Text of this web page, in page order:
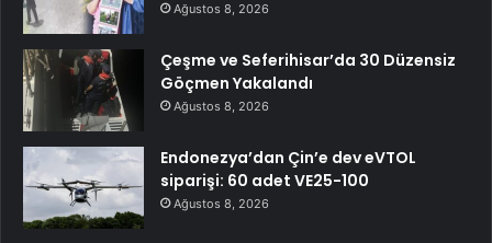
Ağustos 8, 2026
Çeşme ve Seferihisar’da 30 Düzensiz
Göçmen Yakalandı
Ağustos 8, 2026
Endonezya’dan Çin’e dev eVTOL
siparişi: 60 adet VE25-100
Ağustos 8, 2026